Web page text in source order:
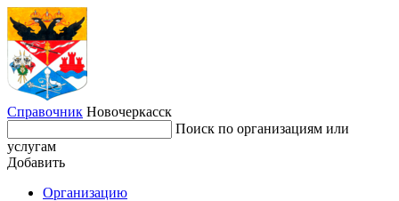
Справочник Новочеркасск
Поиск по организациям или
услугам
Добавить
Организацию